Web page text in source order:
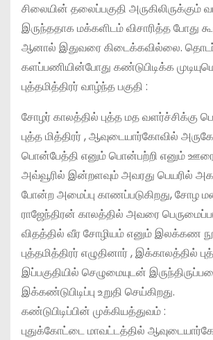
சிலையின் தலைப்பகுதி அருகிலிருக்கும்
இருந்ததாக மக்களிடம் விசாரித்த போது
ஆனால் இதுவரை கிடைக்கவில்லை.
களப்பணியின்போது கண்டுபிடிக்க
புத்தமித்திரர் வாழ்ந்த பகுதி :
சோழர் காலத்தில் புத்த மத வளர்ச்சிக்கு
புத்த மித்திரர் , ஆவுடையார்கோவில்
பொன்பேத்தி எனும் பொன்பற்றி எனும்
அவ்வூரில் இன்றளவும் அவரது பெயரில்
போன்ற அமைப்பு காணப்படுகிறது, சோழ
ராஜேந்திரன் காலத்தில் அவரை
விதத்தில் வீர சோழியம் எனும் இலக்கண
புத்தமித்திரர் எழுதினார் , இக்காலத்தில்
இப்பகுதியில் செழுமையுடன்
இக்கண்டுபிடிப்பு உறுதி செய்கிறது.
கண்டுபிடிப்பின் முக்கியத்துவம் :
புதுக்கோட்டை மாவட்டத்தில்